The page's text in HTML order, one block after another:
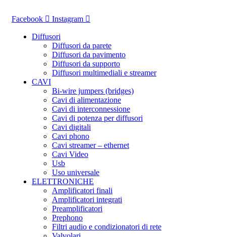
Facebook Instagram
Diffusori
Diffusori da parete
Diffusori da pavimento
Diffusori da supporto
Diffusori multimediali e streamer
CAVI
Bi-wire jumpers (bridges)
Cavi di alimentazione
Cavi di interconnessione
Cavi di potenza per diffusori
Cavi digitali
Cavi phono
Cavi streamer – ethernet
Cavi Video
Usb
Uso universale
ELETTRONICHE
Amplificatori finali
Amplificatori integrati
Preamplificatori
Prephono
Filtri audio e condizionatori di rete